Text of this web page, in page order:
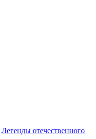
Легенды отечественного